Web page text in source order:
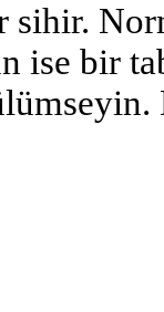
sihir.
ise bir